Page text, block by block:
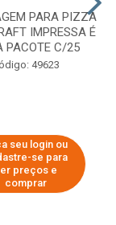
PARA PIZZA
IMPRESSA É
PACOTE C/25
49623
seu login ou
se para
preços e
comprar